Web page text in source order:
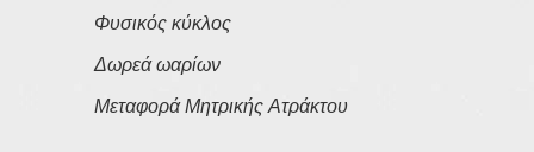
Φυσικός κύκλος
Δωρεά ωαρίων
Μεταφορά Μητρικής Ατράκτου